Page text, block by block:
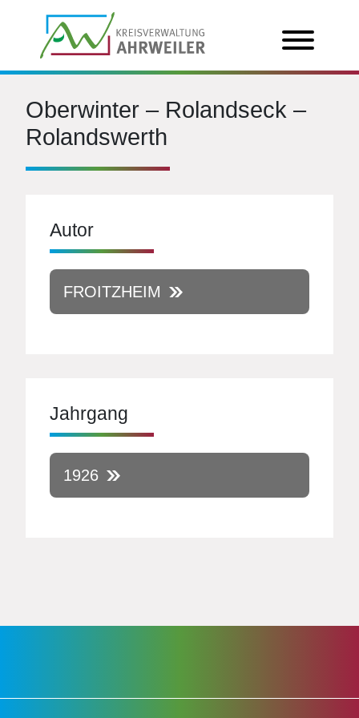
Oberwinter – Rolandseck –
Rolandswerth
Autor
FROITZHEIM
Jahrgang
1926